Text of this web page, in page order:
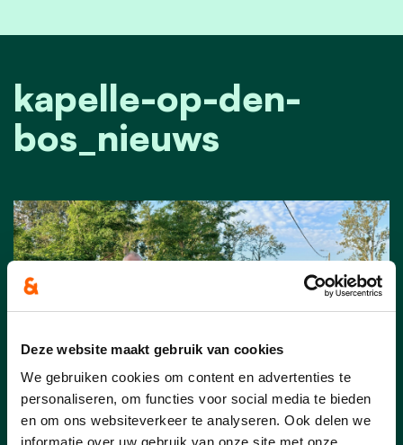
Deze website maakt gebruik van cookies
We gebruiken cookies om content en advertenties te
personaliseren, om functies voor social media te bieden
en om ons websiteverkeer te analyseren. Ook delen we
informatie over uw gebruik van onze site met onze
kapelle-op-den-
bos_nieuws